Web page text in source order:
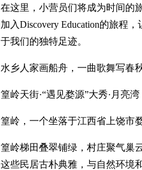
在这里，小营员们将成为时间的
加入Discovery Education的旅程
于我们的独特足迹。
水乡人家画船舟，一曲歌舞写春
篁岭天街·“遇见婺源”大秀·月亮湾
篁岭，一个坐落于江西省上饶市
篁岭梯田叠翠铺绿，村庄聚气巢
这些民居古朴典雅，与自然环境